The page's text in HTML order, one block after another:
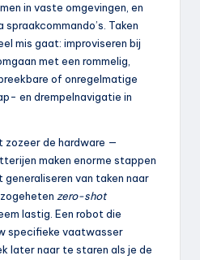
in vaste omgevingen, en
Taken
mis gaat: improviseren bij
met een rommelig,
of onregelmatige
en drempelnavigatie in
zozeer de hardware —
maken enorme stappen
van taken naar
zero-shot
lastig. Een robot die
specifieke vaatwasser
later naar te staren als je de